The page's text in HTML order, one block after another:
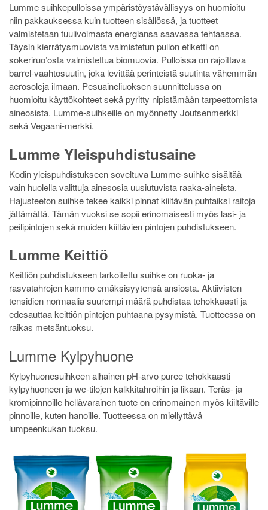
Lumme suihkepulloissa ympäristöystävällisyys on huomioitu
niin pakkauksessa kuin tuotteen sisällössä, ja tuotteet
valmistetaan tuulivoimasta energiansa saavassa tehtaassa.
Täysin kierrätysmuovista valmistetun pullon etiketti on
sokeriruo’osta valmistettua biomuovia. Pulloissa on rajoittava
barrel-vaahtosuutin, joka levittää perinteistä suutinta vähemmän
aerosoleja ilmaan. Pesuaineliuoksen suunnittelussa on
huomioitu käyttökohteet sekä pyritty nipistämään tarpeettomista
aineosista. Lumme-suihkeille on myönnetty Joutsenmerkki
sekä Vegaani-merkki.
Lumme Yleispuhdistusaine
Kodin yleispuhdistukseen soveltuva Lumme-suihke sisältää
vain huolella valittuja ainesosia uusiutuvista raaka-aineista.
Hajusteeton suihke tekee kaikki pinnat kiiltävän puhtaiksi raitoja
jättämättä. Tämän vuoksi se sopii erinomaisesti myös lasi- ja
peilipintojen sekä muiden kiiltävien pintojen puhdistukseen.
Lumme Keittiö
Keittiön puhdistukseen tarkoitettu suihke on ruoka- ja
rasvatahrojen kammo emäksisyytensä ansiosta. Aktiivisten
tensidien normaalia suurempi määrä puhdistaa tehokkaasti ja
edesauttaa keittiön pintojen puhtaana pysymistä. Tuotteessa on
raikas metsäntuoksu.
Lumme Kylpyhuone
Kylpyhuonesuihkeen alhainen pH-arvo puree tehokkaasti
kylpyhuoneen ja wc-tilojen kalkkitahroihin ja likaan. Teräs- ja
kromipinnoille hellävarainen tuote on erinomainen myös kiiltäville
pinnoille, kuten hanoille. Tuotteessa on miellyttävä
lumpeenkukan tuoksu.